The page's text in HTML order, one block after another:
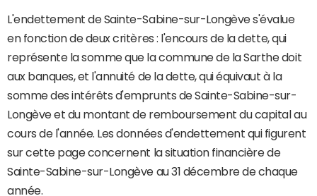
L'endettement de Sainte-Sabine-sur-Longève s'évalue
en fonction de deux critères : l'encours de la dette, qui
représente la somme que la commune de la Sarthe doit
aux banques, et l'annuité de la dette, qui équivaut à la
somme des intérêts d'emprunts de Sainte-Sabine-sur-
Longève et du montant de remboursement du capital au
cours de l'année. Les données d'endettement qui figurent
sur cette page concernent la situation financière de
Sainte-Sabine-sur-Longève au 31 décembre de chaque
année.